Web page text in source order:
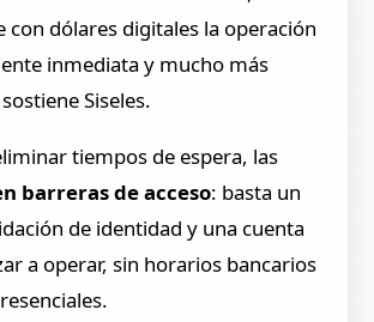
con dólares digitales la operación
inmediata y mucho más
Siseles.
tiempos de espera, las
barreras de acceso: basta un
de identidad y una cuenta
a operar, sin horarios bancarios